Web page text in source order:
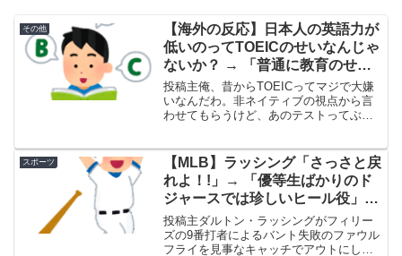
その他
【海外の反応】日本人の英語力が
低いのってTOEICのせいなんじゃ
ないか？ → 「普通に教育のせい
だろ」「日本では英語は”言語”じ
ゃなくて”教科”だからな」
投稿主俺、昔からTOEICってマジで大嫌
いなんだわ。非ネイティブの視点から言
わせてもらうけど、あのテストってぶっ
（慣用句）とかほぼ絶滅レベルで出てこ
ないじゃん。「あれはビ...
スポーツ
【MLB】ラッシング「さっさと戻
れよ！!」→ 「優等生ばかりのド
ジャースでは珍しいヒール役」
「この直後に笑顔を見せてたしジ
ョークだな」
投稿主ダルトン・ラッシングがフィリー
ズの9番打者によるバント失敗のファウル
フライを見事なキャッチでアウトにし